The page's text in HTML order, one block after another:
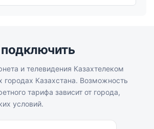
и телевидения Казахтелеком
городах Казахстана. Возможность
тарифа зависит от города,
условий.